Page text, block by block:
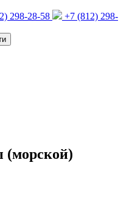
298-28-58
+7 (812) 298-
(морской)